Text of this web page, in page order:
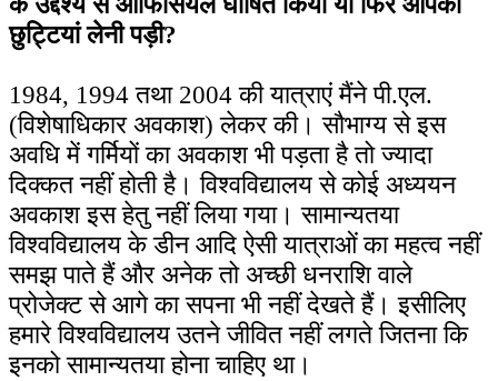
छुट्टियां लेनी पड़ी?
1984, 1994 तथा 2004 की यात्राएं मैंने पी.एल.
(विशेषाधिकार अवकाश) लेकर की। सौभाग्य से इस
अवधि में गर्मियों का अवकाश भी पड़ता है तो ज्यादा
दिक्कत नहीं होती है। विश्वविद्यालय से कोई अध्ययन
अवकाश इस हेतु नहीं लिया गया। सामान्यतया
विश्वविद्यालय के डीन आदि ऐसी यात्राओं का महत्व नहीं
समझ पाते हैं और अनेक तो अच्छी धनराशि वाले
प्रोजेक्ट से आगे का सपना भी नहीं देखते हैं। इसीलिए
हमारे विश्वविद्यालय उतने जीवित नहीं लगते जितना कि
इनको सामान्यतया होना चाहिए था।